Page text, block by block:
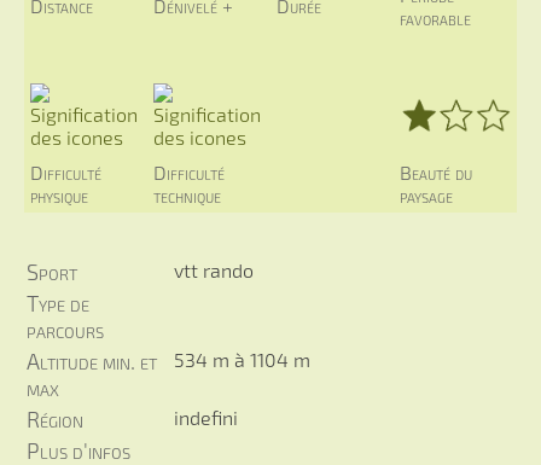
Distance Dénivelé + Durée
favorable
Difficulté
physique
Difficulté
technique
Beauté du
paysage
Sport vtt rando
Type de
parcours
Altitude min. et
max
534 m à 1104 m
Région indefini
Plus d'infos